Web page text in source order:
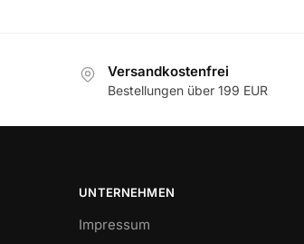
Versandkostenfrei
Bestellungen über 199 EUR
UNTERNEHMEN
Impressum